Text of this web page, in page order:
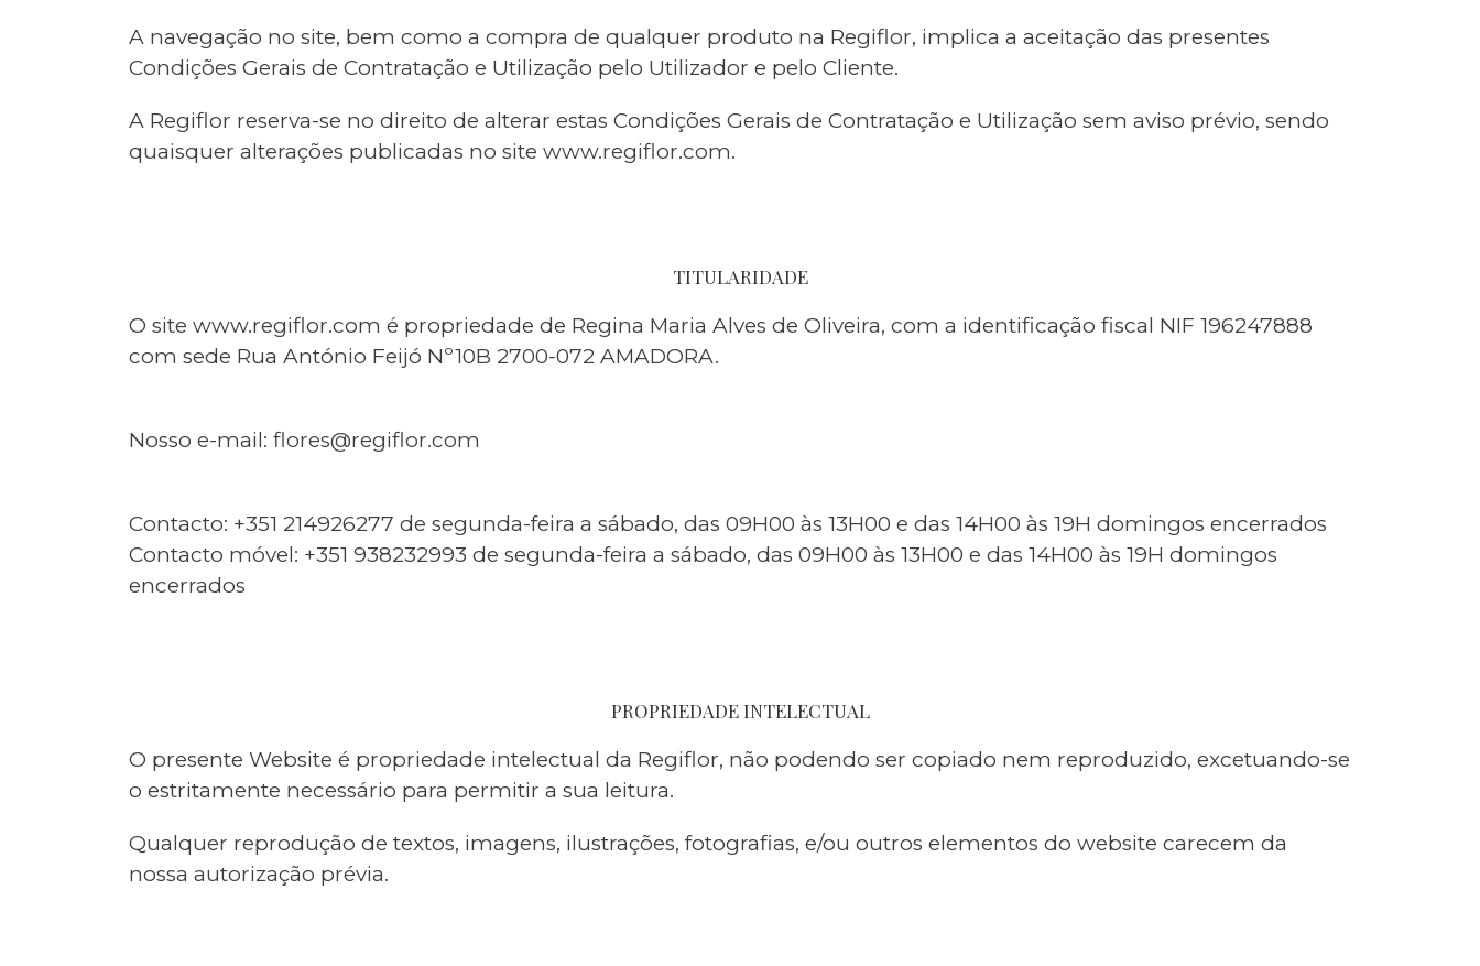
A navegação no site, bem como a compra de qualquer produto na Regiflor, implica a aceitação das presentes
Condições Gerais de Contratação e Utilização pelo Utilizador e pelo Cliente.
A Regiflor reserva-se no direito de alterar estas Condições Gerais de Contratação e Utilização sem aviso prévio, sendo
quaisquer alterações publicadas no site www.regiflor.com.
TITULARIDADE
O site www.regiflor.com é propriedade de Regina Maria Alves de Oliveira, com a identificação fiscal NIF 196247888
com sede Rua António Feijó Nº10B 2700-072 AMADORA.
Nosso e-mail: flores@regiflor.com
Contacto: +351 214926277 de segunda-feira a sábado, das 09H00 às 13H00 e das 14H00 às 19H domingos encerrados
Contacto móvel: +351 938232993 de segunda-feira a sábado, das 09H00 às 13H00 e das 14H00 às 19H domingos
encerrados
PROPRIEDADE INTELECTUAL
O presente Website é propriedade intelectual da Regiflor, não podendo ser copiado nem reproduzido, excetuando-se
o estritamente necessário para permitir a sua leitura.
Qualquer reprodução de textos, imagens, ilustrações, fotografias, e/ou outros elementos do website carecem da
nossa autorização prévia.